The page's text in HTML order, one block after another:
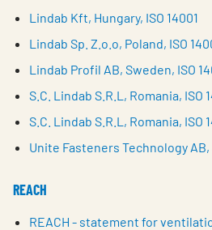
Lindab Kft, Hungary, ISO 14001
Lindab Sp. Z.o.o, Poland, ISO
Lindab Profil AB, Sweden, ISO
S.C. Lindab S.R.L, Romania, ISO
S.C. Lindab S.R.L, Romania, ISO
Unite Fasteners Technology AB,
REACH
REACH - statement for